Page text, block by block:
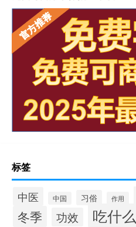
标签
中医 中国 习俗 作用
冬季 功效 吃什么